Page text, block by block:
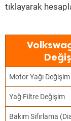
tıklayarak
Motor Yağı Değişim
Yağ Filtre Değişim
Bakım Sıfırlama